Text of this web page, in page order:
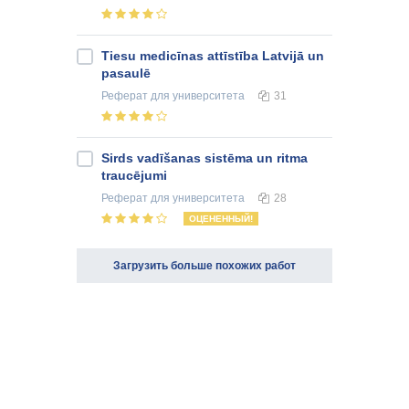
Tiesu medicīnas attīstība Latvijā un
pasaulē
Реферат для университета 31
Sirds vadīšanas sistēma un ritma
traucējumi
Реферат для университета 28
ОЦЕНЕННЫЙ!
Загрузить больше похожих работ